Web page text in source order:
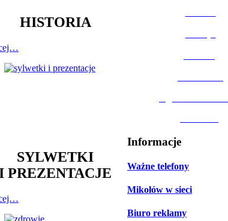
HISTORIA
SYLWETKI
PREZENTACJE
Informacje
Ważne telefony
Mikołów w sieci
Biuro reklamy